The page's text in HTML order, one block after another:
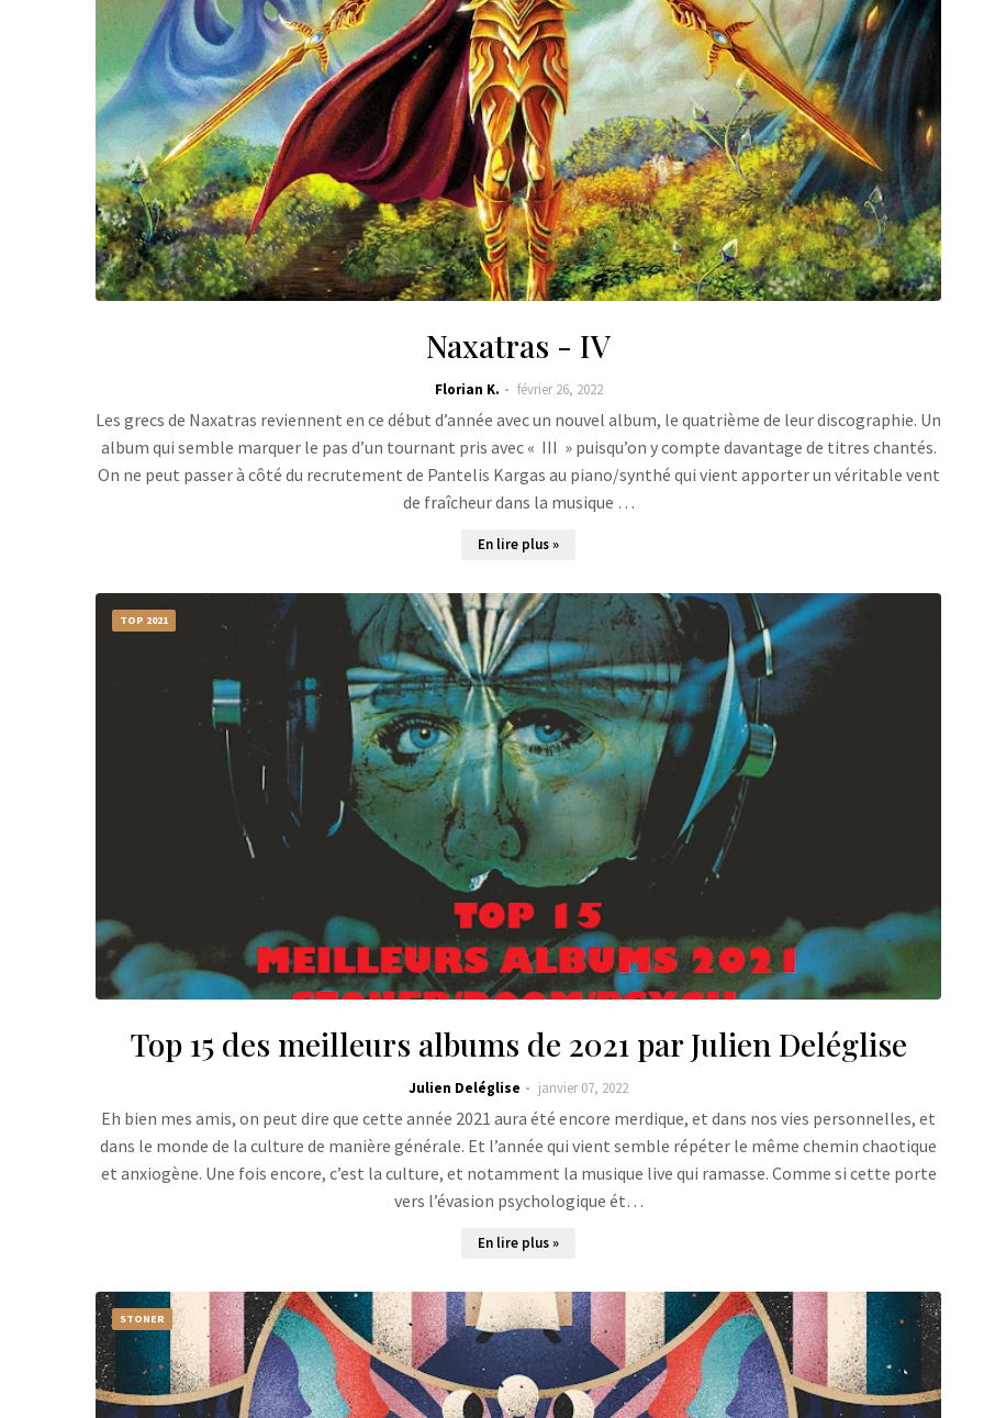
Naxatras - IV
Florian K. février 26, 2022
Les grecs de Naxatras reviennent en ce début d’année avec un nouvel album, le quatrième de leur discographie. Un
album qui semble marquer le pas d’un tournant pris avec « III » puisqu’on y compte davantage de titres chantés.
On ne peut passer à côté du recrutement de Pantelis Kargas au piano/synthé qui vient apporter un véritable vent
de fraîcheur dans la musique …
En lire plus »
TOP 2021
Top 15 des meilleurs albums de 2021 par Julien Deléglise
Julien Deléglise janvier 07, 2022
Eh bien mes amis, on peut dire que cette année 2021 aura été encore merdique, et dans nos vies personnelles, et
dans le monde de la culture de manière générale. Et l’année qui vient semble répéter le même chemin chaotique
et anxiogène. Une fois encore, c’est la culture, et notamment la musique live qui ramasse. Comme si cette porte
vers l’évasion psychologique ét…
En lire plus »
STONER